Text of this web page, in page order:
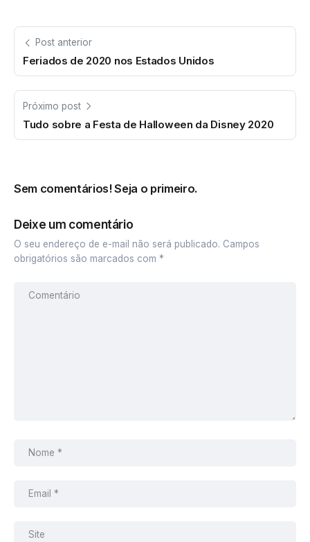
Post anterior
Feriados de 2020 nos Estados Unidos
Próximo post
Tudo sobre a Festa de Halloween da Disney 2020
Sem comentários! Seja o primeiro.
Deixe um comentário
O seu endereço de e-mail não será publicado. Campos
obrigatórios são marcados com *